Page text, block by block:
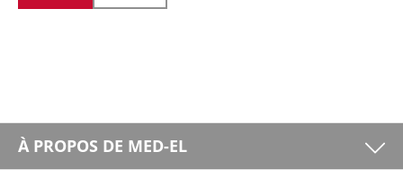
À PROPOS DE MED-EL